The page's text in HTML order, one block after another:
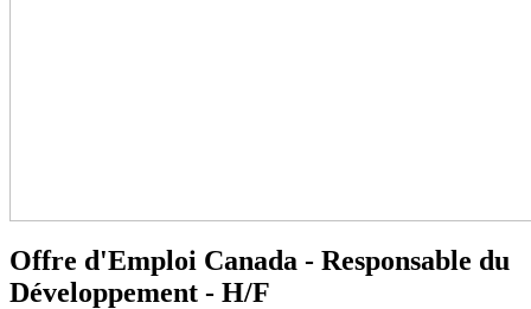
Offre d'Emploi Canada - Responsable du
Développement - H/F